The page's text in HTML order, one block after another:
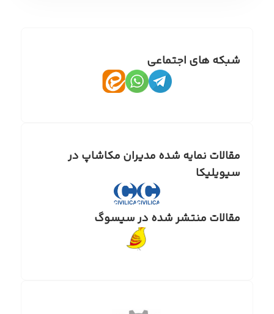
شبکه های اجتماعی
مقالات نمایه شده مدیران مکاشاپ در
سیویلیکا
مقالات منتشر شده در سیسوگ